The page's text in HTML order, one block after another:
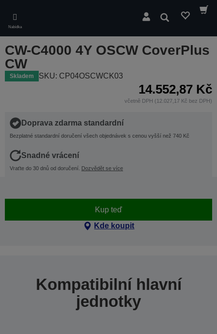
main
content
Nabídka
Hledat
CW-C4000 4Y OSCW CoverPlus
CW
Skladem SKU: CP04OSCWCK03
14.552,87 Kč
včetně DPH (12.027,17 Kč bez DPH)
Doprava zdarma standardní
Bezplatné standardní doručení všech objednávek s cenou vyšší než 740 Kč
Snadné vrácení
Vraťte do 30 dnů od doručení. Dozvědět se více
Kup teď
Kde koupit
Kompatibilní hlavní
jednotky